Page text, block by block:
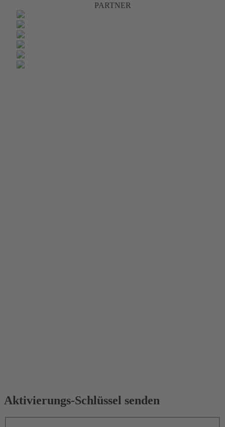
PARTNER
Aktivierungs-Schlüssel senden